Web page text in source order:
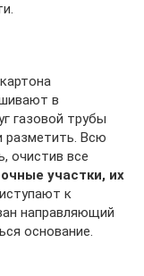
в
газовой трубы
разметить. Всю
очистив все
участки, их
к
направляющий
основание.